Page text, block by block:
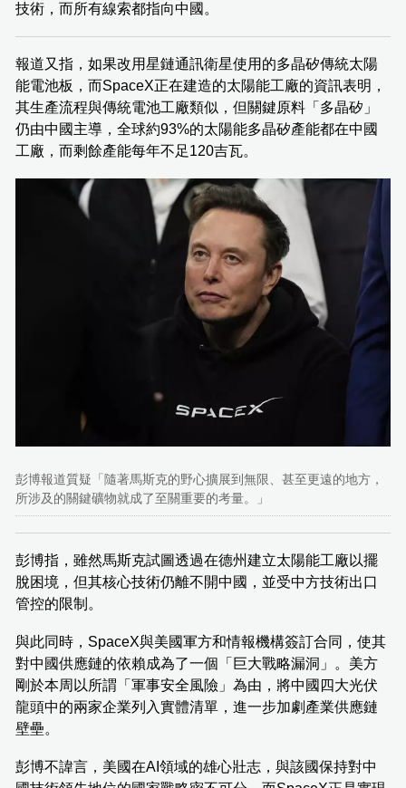
技術，而所有線索都指向中國。
報道又指，如果改用星鏈通訊衛星使用的多晶矽傳統太陽
能電池板，而SpaceX正在建造的太陽能工廠的資訊表明，
其生產流程與傳統電池工廠類似，但關鍵原料「多晶矽」
仍由中國主導，全球約93%的太陽能多晶矽產能都在中國
工廠，而剩餘產能每年不足120吉瓦。
彭博報道質疑「隨著馬斯克的野心擴展到無限、甚至更遠的地方，
所涉及的關鍵礦物就成了至關重要的考量。」
彭博指，雖然馬斯克試圖透過在德州建立太陽能工廠以擺
脫困境，但其核心技術仍離不開中國，並受中方技術出口
管控的限制。
與此同時，SpaceX與美國軍方和情報機構簽訂合同，使其
對中國供應鏈的依賴成為了一個「巨大戰略漏洞」。美方
剛於本周以所謂「軍事安全風險」為由，將中國四大光伏
龍頭中的兩家企業列入實體清單，進一步加劇產業供應鏈
壁壘。
彭博不諱言，美國在AI領域的雄心壯志，與該國保持對中